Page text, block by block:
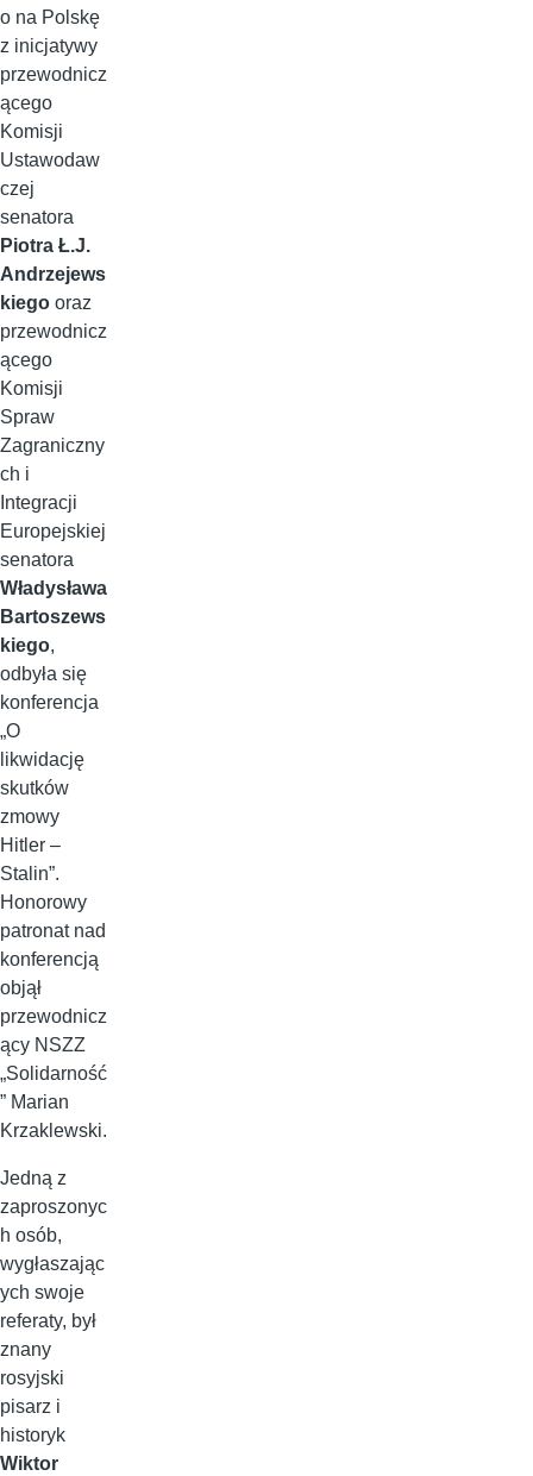
o na Polskę
z inicjatywy
przewodnicz
ącego
Komisji
Ustawodaw
czej
senatora
Piotra Ł.J.
Andrzejews
kiego oraz
przewodnicz
ącego
Komisji
Spraw
Zagraniczny
ch i
Integracji
Europejskiej
senatora
Władysława
Bartoszews
kiego,
odbyła się
konferencja
„O
likwidację
skutków
zmowy
Hitler –
Stalin”.
Honorowy
patronat nad
konferencją
objął
przewodnicz
ący NSZZ
„Solidarność
” Marian
Krzaklewski.
Jedną z
zaproszonyc
h osób,
wygłaszając
ych swoje
referaty, był
znany
rosyjski
pisarz i
historyk
Wiktor